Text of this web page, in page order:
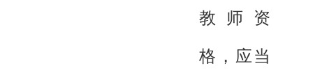
教师资
格，应当